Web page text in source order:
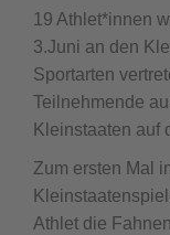
19 Athlet*innen
3.Juni an den
Sportarten
Teilnehmende
Kleinstaaten auf
Zum ersten Mal
Athlet die